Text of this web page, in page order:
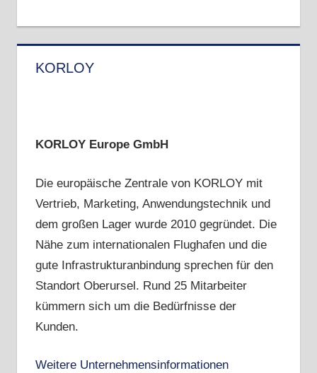
KORLOY
KORLOY Europe GmbH
Die europäische Zentrale von KORLOY mit
Vertrieb, Marketing, Anwendungstechnik und
dem großen Lager wurde 2010 gegründet. Die
Nähe zum internationalen Flughafen und die
gute Infrastrukturanbindung sprechen für den
Standort Oberursel. Rund 25 Mitarbeiter
kümmern sich um die Bedürfnisse der
Kunden.
Weitere Unternehmensinformationen